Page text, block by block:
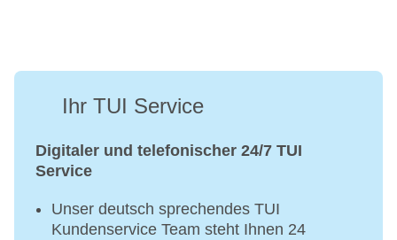
Ihr TUI Service
Digitaler und telefonischer 24/7 TUI
Service
Unser deutsch sprechendes TUI
Kundenservice Team steht Ihnen 24